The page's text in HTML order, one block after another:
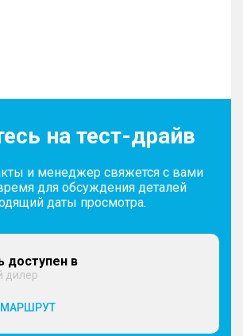
на тест-драйв
и менеджер свяжется с вами
для обсуждения деталей
даты просмотра.
доступен в
дилер